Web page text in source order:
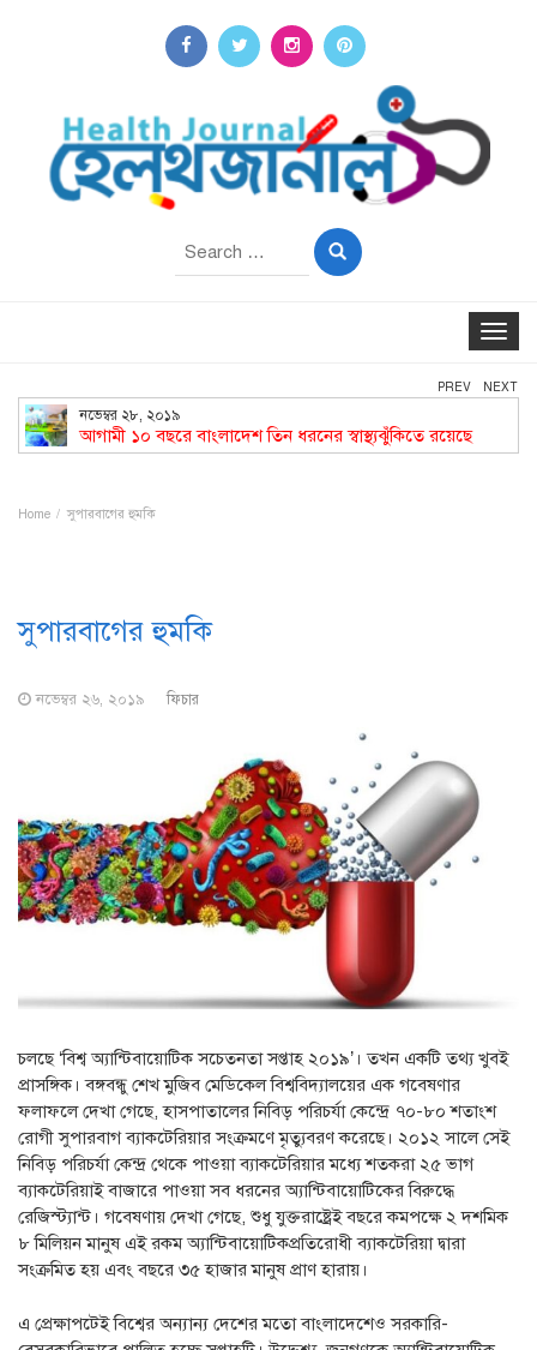
Search
Toggle
নভেম্বর ২৮, ২০১৯
আগামী ১০ বছরে বাংলাদেশ তিন ধরনের স্বাস্থ্যঝুঁকিতে রয়েছে
PREV NEXT
Home সুপারবাগের হুমকি
সুপারবাগের হুমকি
নভেম্বর ২৬, ২০১৯ ফিচার
চলছে ‘বিশ্ব অ্যান্টিবায়োটিক সচেতনতা সপ্তাহ ২০১৯’। তখন একটি তথ্য খুবই
প্রাসঙ্গিক। বঙ্গবন্ধু শেখ মুজিব মেডিকেল বিশ্ববিদ্যালয়ের এক গবেষণার
ফলাফলে দেখা গেছে, হাসপাতালের নিবিড় পরিচর্যা কেন্দ্রে ৭০-৮০ শতাংশ
রোগী সুপারবাগ ব্যাকটেরিয়ার সংক্রমণে মৃত্যুবরণ করেছে। ২০১২ সালে সেই
নিবিড় পরিচর্যা কেন্দ্র থেকে পাওয়া ব্যাকটেরিয়ার মধ্যে শতকরা ২৫ ভাগ
ব্যাকটেরিয়াই বাজারে পাওয়া সব ধরনের অ্যান্টিবায়োটিকের বিরুদ্ধে
রেজিস্ট্যান্ট। গবেষণায় দেখা গেছে, শুধু যুক্তরাষ্ট্রেই বছরে কমপক্ষে ২ দশমিক
৮ মিলিয়ন মানুষ এই রকম অ্যান্টিবায়োটিকপ্রতিরোধী ব্যাকটেরিয়া দ্বারা
সংক্রমিত হয় এবং বছরে ৩৫ হাজার মানুষ প্রাণ হারায়।
এ প্রেক্ষাপটেই বিশ্বের অন্যান্য দেশের মতো বাংলাদেশেও সরকারি-